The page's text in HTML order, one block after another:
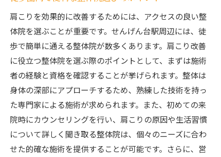
肩こりを効果的に改善するためには、アクセスの良い整
体院を選ぶことが重要です。せんげん台駅周辺には、徒
歩で簡単に通える整体院が数多くあります。肩こり改善
に役立つ整体院を選ぶ際のポイントとして、まずは施術
者の経験と資格を確認することが挙げられます。整体は
身体の深部にアプローチするため、熟練した技術を持っ
た専門家による施術が求められます。また、初めての来
院時にカウンセリングを行い、肩こりの原因や生活習慣
について詳しく聞き取る整体院は、個々のニーズに合わ
せた的確な施術を提供することが可能です。さらに、営